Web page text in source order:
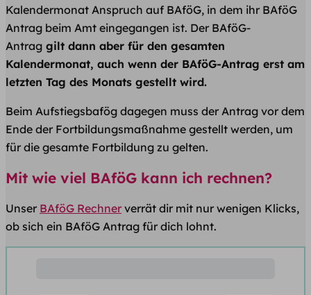
Kalendermonat Anspruch auf BAföG, in dem ihr BAföG
Antrag beim Amt eingegangen ist. Der BAföG-
Antrag gilt dann aber für den gesamten
Kalendermonat, auch wenn der BAföG-Antrag erst am
letzten Tag des Monats gestellt wird.
Beim Aufstiegsbafög dagegen muss der Antrag vor dem
Ende der Fortbildungsmaßnahme gestellt werden, um
für die gesamte Fortbildung zu gelten.
Mit wie viel BAföG kann ich rechnen?
Unser BAföG Rechner verrät dir mit nur wenigen Klicks,
ob sich ein BAföG Antrag für dich lohnt.